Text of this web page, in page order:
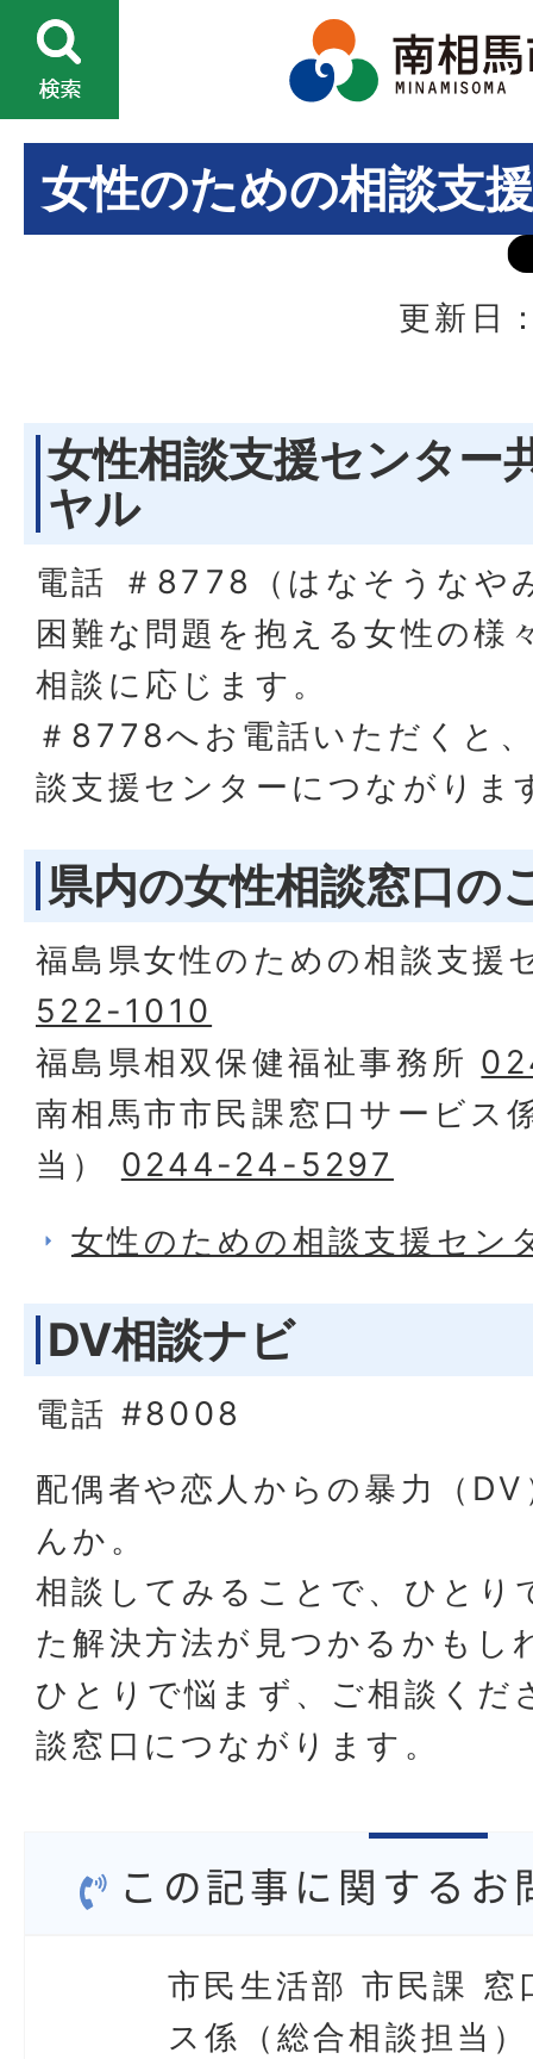
女性のための相談支援
更新日
女性相談支援センター
ヤル
電話 ＃8778（はなそうなや
困難な問題を抱える女性の様
相談に応じます。
＃8778へお電話いただくと
談支援センターにつながりま
県内の女性相談窓口の
福島県女性のための相談支援
522-1010
福島県相双保健福祉事務所
南相馬市市民課窓口サービス
当） 0244-24-5297
女性のための相談支援セン
DV相談ナビ
電話 #8008
配偶者や恋人からの暴力（
んか。
相談してみることで、ひとり
た解決方法が見つかるかもし
ひとりで悩まず、ご相談くだ
談窓口につながります。
この記事に関するお
市民生活部 市民課 窓
ス係（総合相談担当）